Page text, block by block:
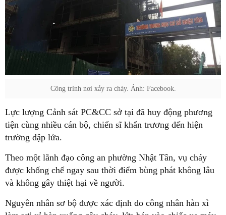
Công trình nơi xảy ra cháy. Ảnh: Facebook.
Lực lượng Cảnh sát PC&CC sở tại đã huy động phương
tiện cùng nhiều cán bộ, chiến sĩ khẩn trương đến hiện
trường dập lửa.
Theo một lãnh đạo công an phường Nhật Tân, vụ cháy
được khống chế ngay sau thời điểm bùng phát không lâu
và không gây thiệt hại về người.
Nguyên nhân sơ bộ được xác định do công nhân hàn xì